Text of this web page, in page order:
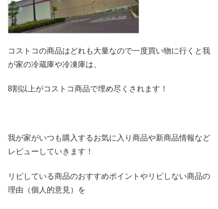
コストコの商品はどれも大量なので一度買い物に行くと我
が家の冷蔵庫や冷凍庫は、
8割以上がコストコ商品で埋め尽くされます！
我が家がいつも購入するお気に入り商品や新商品情報など
レビ ューしていきます！
リピしている商品のおすすめポイントやリピしない商品の
理由（個人的意見）を